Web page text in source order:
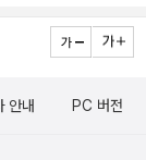
안내 PC 버전